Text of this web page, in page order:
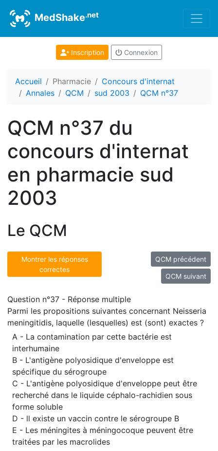
MedShake.net
Inscription Connexion
Accueil Pharmacie
Concours d'internat
Annales
QCM sud 2003 QCM n°37
QCM n°37 du
concours d'internat
en pharmacie sud
2003
Le QCM
Montrer les réponses
correctes
QCM précédent
QCM suivant
Question n°37 - Réponse multiple
Parmi les propositions suivantes concernant Neisseria
meningitidis, laquelle (lesquelles) est (sont) exactes ?
A - La contamination par cette bactérie est
interhumaine
B - L'antigène polyosidique d'enveloppe est
spécifique du sérogroupe
C - L'antigène polyosidique d'enveloppe peut être
recherché dans le liquide céphalo-rachidien sous
forme soluble
D - ll existe un vaccin contre le sérogroupe B
E - Les méningites à méningocoque peuvent être
traitées par les macrolides